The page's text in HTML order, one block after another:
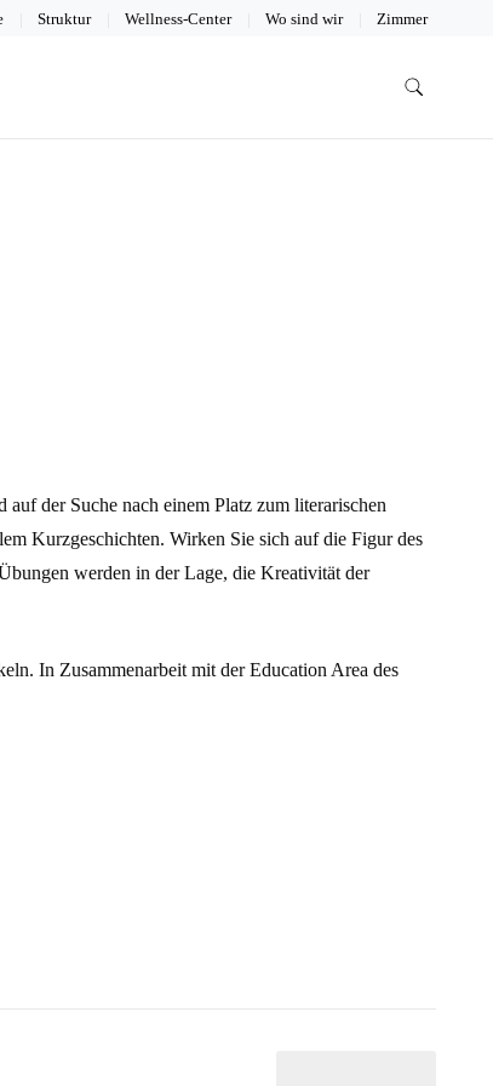
Struktur Wellness-Center Wo sind wir Zimmer
der Suche nach einem Platz zum literarischen
Kurzgeschichten. Wirken Sie sich auf die Figur des
werden in der Lage, die Kreativität der
In Zusammenarbeit mit der Education Area des